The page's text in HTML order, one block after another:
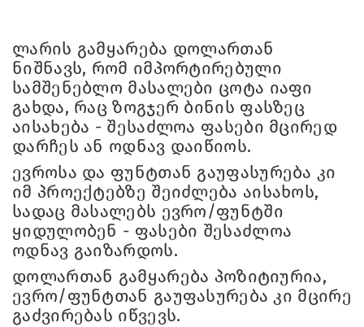
ლარის გამყარება დოლართან
ნიშნავს, რომ იმპორტირებული
სამშენებლო მასალები ცოტა იაფი
გახდა, რაც ზოგჯერ ბინის ფასზეც
აისახება - შესაძლოა ფასები მცირედ
დარჩეს ან ოდნავ დაიწიოს.
ევროსა და ფუნტთან გაუფასურება კი
იმ პროექტებზე შეიძლება აისახოს,
სადაც მასალებს ევრო/ფუნტში
ყიდულობენ - ფასები შესაძლოა
ოდნავ გაიზარდოს.
დოლართან გამყარება პოზიტიურია,
ევრო/ფუნტთან გაუფასურება კი მცირე
გაძვირებას იწვევს.